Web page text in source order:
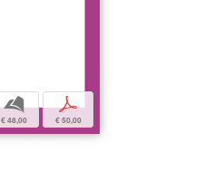
b
€ 48,00
p
€ 50,00